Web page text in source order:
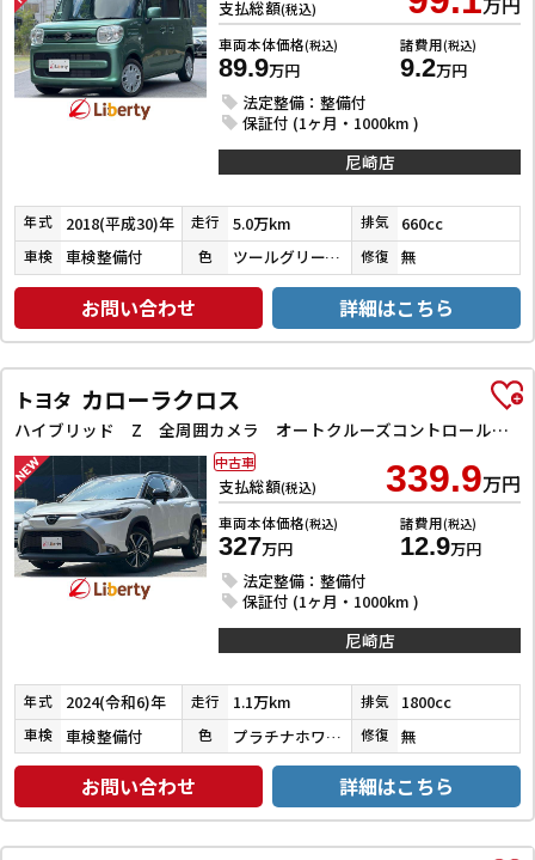
支払総額(税込)
車両本体価格(税込)
89.9万円
諸費用(税込)
9.2万円
法定整備：整備付
保証付 (1ヶ月・1000km )
尼崎店
年式 2018(平成30)年 走行 5.0万km 排気 660cc
車検 車検整備付 色 ツールグリーンパールメタリック 修復 無
お問い合わせ 詳細はこちら
トヨタ カローラクロス
ハイブリッド Z 全周囲カメラ オートクルーズコントロール レーンアシスト パワーシート 衝突被害軽減システム ナビ TV オートライト LEDヘッドランプ ヘッドライトウォッシャー 電動リアゲート アルミホイール
支払総額(税込) 339.9万円
車両本体価格(税込)
327万円
諸費用(税込)
12.9万円
法定整備：整備付
保証付 (1ヶ月・1000km )
中古車
尼崎店
年式 2024(令和6)年 走行 1.1万km 排気 1800cc
車検 車検整備付 色 プラチナホワイトパールマイカ／アティチュードブラックマイカ 修復 無
お問い合わせ 詳細はこちら